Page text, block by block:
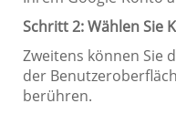
Schritt 2: Wählen Sie
Zweitens können Sie
der
berühren.